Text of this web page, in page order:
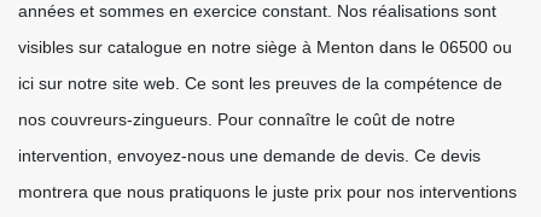
années et sommes en exercice constant. Nos réalisations sont
visibles sur catalogue en notre siège à Menton dans le 06500 ou
ici sur notre site web. Ce sont les preuves de la compétence de
nos couvreurs-zingueurs. Pour connaître le coût de notre
intervention, envoyez-nous une demande de devis. Ce devis
montrera que nous pratiquons le juste prix pour nos interventions